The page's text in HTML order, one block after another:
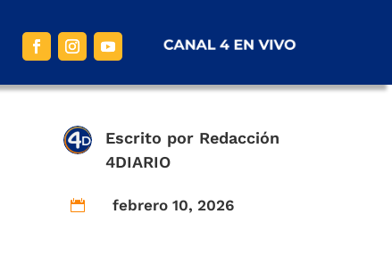
Escrito por Redacción
4DIARIO
 febrero 10, 2026